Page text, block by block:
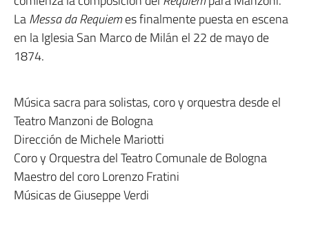
LaMessa da Requiemes finalmente puesta en escena
en la Iglesia San Marco de Milán el 22 de mayo de
1874.
Música sacra para solistas, coro y orquestra desde el
Teatro Manzoni de Bologna
Dirección de Michele Mariotti
Coro y Orquestra del Teatro Comunale de Bologna
Maestro del coro Lorenzo Fratini
Músicas de Giuseppe Verdi